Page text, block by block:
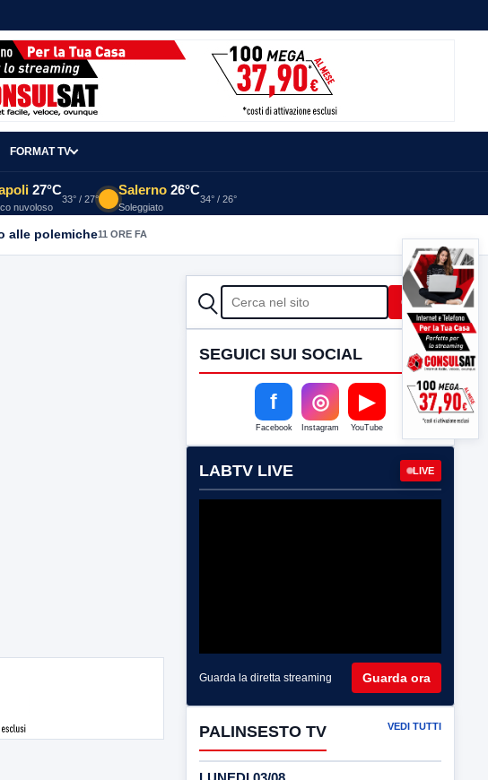
FORMAT TV
27°C
nuvoloso
33° / 27°
Salerno 26°C
Soleggiato
34° / 26°
alle polemiche11 ORE FA
CERCA Cerca
SEGUICI SUI SOCIAL
f
Facebook
◎
Instagram
▶
YouTube
LABTV LIVE LIVE
Guarda la diretta streaming Guarda ora
PALINSESTO TV VEDI TUTTI